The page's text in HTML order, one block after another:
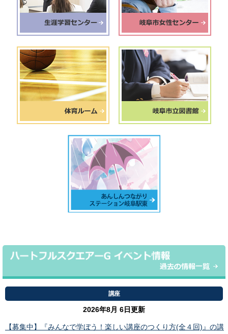
講座
2026年8月 6日更新
【募集中】『みんなで学ぼう！楽しい講座のつくり方(全４回)』の講